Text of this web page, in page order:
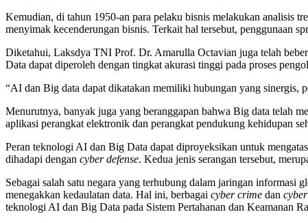
Kemudian, di tahun 1950-an para pelaku bisnis melakukan analisis
menyimak kecenderungan bisnis. Terkait hal tersebut, penggunaan
Diketahui, Laksdya TNI Prof. Dr. Amarulla Octavian juga telah
Data dapat diperoleh dengan tingkat akurasi tinggi pada proses
“AI dan Big data dapat dikatakan memiliki hubungan yang sinergis,
Menurutnya, banyak juga yang beranggapan bahwa Big data telah
aplikasi perangkat elektronik dan perangkat pendukung kehidupan
Peran teknologi AI dan Big Data dapat diproyeksikan untuk
dihadapi dengan cyber defense. Kedua jenis serangan tersebut,
Sebagai salah satu negara yang terhubung dalam jaringan informasi
menegakkan kedaulatan data. Hal ini, berbagai cyber crime dan
teknologi AI dan Big Data pada Sistem Pertahanan dan Keamanan